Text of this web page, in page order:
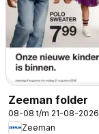
Zeeman folder
08-08 t/m 21-08-2026
Zeeman